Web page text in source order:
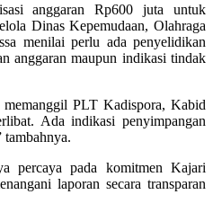
anggaran Rp600 juta untuk
Dinas Kepemudaan, Olahraga
menilai perlu ada penyelidikan
anggaran maupun indikasi tindak
PLT Kadispora, Kabid
Ada indikasi penyimpangan
tambahnya.
percaya pada komitmen Kajari
laporan secara transparan